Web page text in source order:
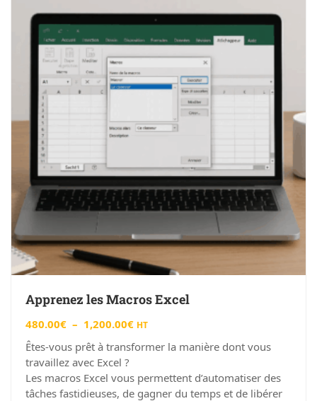
Apprenez les Macros Excel
480.00€ – 1,200.00€ HT
Êtes-vous prêt à transformer la manière dont vous
travaillez avec Excel ?
Les macros Excel vous permettent d’automatiser des
tâches fastidieuses, de gagner du temps et de libérer